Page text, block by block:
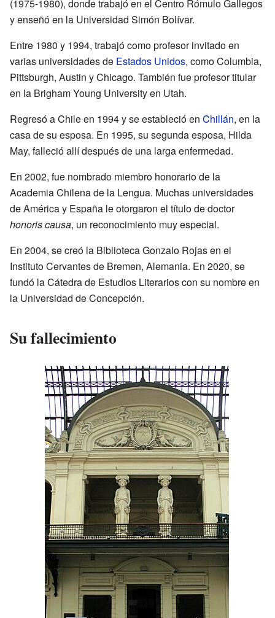
(1975-1980), donde trabajó en el Centro Rómulo Gallegos
y enseñó en la Universidad Simón Bolívar.
Entre 1980 y 1994, trabajó como profesor invitado en
varias universidades de Estados Unidos, como Columbia,
Pittsburgh, Austin y Chicago. También fue profesor titular
en la Brigham Young University en Utah.
Regresó a Chile en 1994 y se estableció en Chillán, en la
casa de su esposa. En 1995, su segunda esposa, Hilda
May, falleció allí después de una larga enfermedad.
En 2002, fue nombrado miembro honorario de la
Academia Chilena de la Lengua. Muchas universidades
de América y España le otorgaron el título de doctor
honoris causa, un reconocimiento muy especial.
En 2004, se creó la Biblioteca Gonzalo Rojas en el
Instituto Cervantes de Bremen, Alemania. En 2020, se
fundó la Cátedra de Estudios Literarios con su nombre en
la Universidad de Concepción.
Su fallecimiento